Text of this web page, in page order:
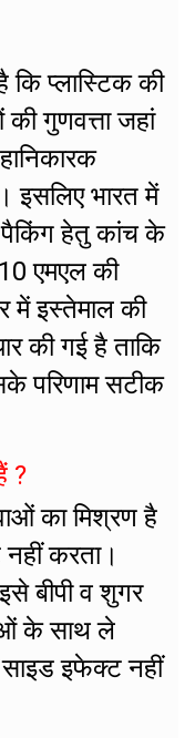
कि प्लास्टिक की
गुणवत्ता जहां
इसलिए भारत में
पैकिंग हेतु कांच के
एमएल की
में इस्तेमाल की
की गई है ताकि
परिणाम सटीक
?
का मिश्रण है
करता।
बीपी व शुगर
के साथ ले
इफेक्ट नहीं